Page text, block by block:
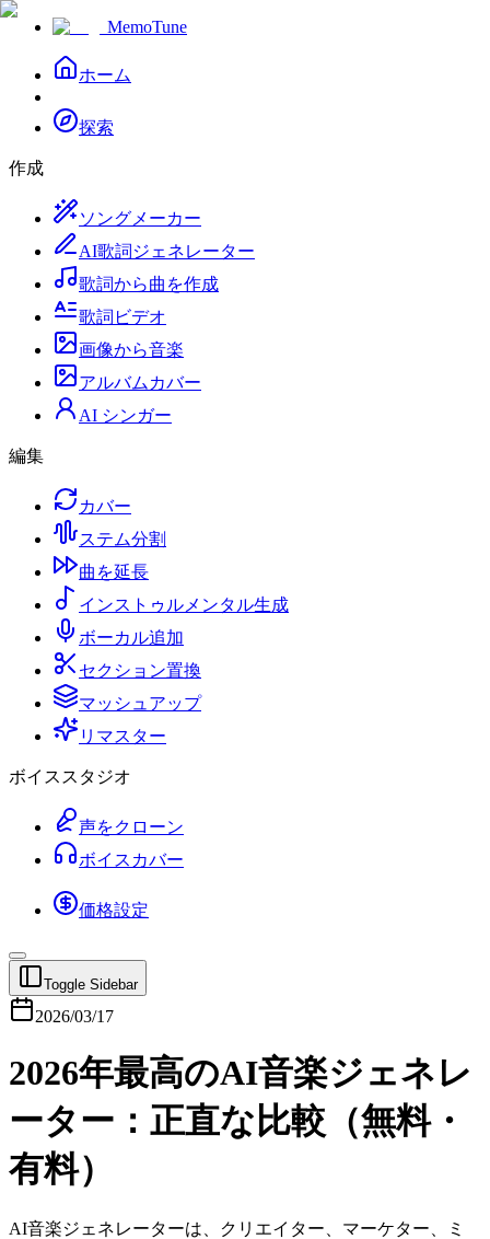
MemoTune
ホーム
探索
作成
ソングメーカー
AI歌詞ジェネレーター
歌詞から曲を作成
歌詞ビデオ
画像から音楽
アルバムカバー
AI シンガー
編集
カバー
ステム分割
曲を延長
インストゥルメンタル生成
ボーカル追加
セクション置換
マッシュアップ
リマスター
ボイススタジオ
声をクローン
ボイスカバー
価格設定
Toggle Sidebar
2026/03/17
2026年最高のAI音楽ジェネレ
ーター：正直な比較（無料・
有料）
AI音楽ジェネレーターは、クリエイター、マーケター、ミ